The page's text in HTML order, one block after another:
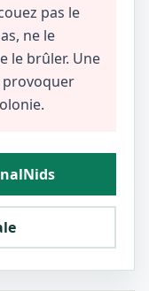
pas le
ne le
le brûler. Une